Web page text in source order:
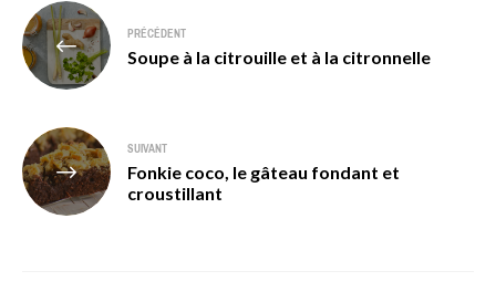
Navigation
de
l’article
PRÉCÉDENT
Soupe à la citrouille et à la citronnelle
SUIVANT
Fonkie coco, le gâteau fondant et
croustillant